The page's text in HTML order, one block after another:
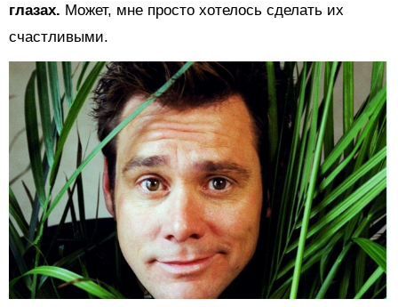
глазах. Может, мне просто хотелось сделать их
счастливыми.